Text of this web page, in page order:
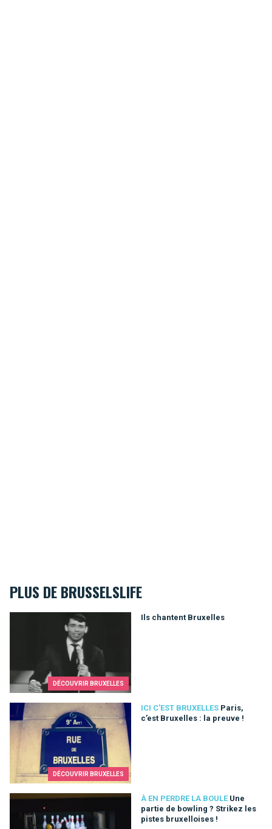
PLUS DE BRUSSELSLIFE
DÉCOUVRIR BRUXELLES
Ils chantent Bruxelles
Ils chantent Bruxelles
DÉCOUVRIR BRUXELLES
ICI C'EST BRUXELLES Paris,
c’est Bruxelles : la preuve !
Paris, c’est Bruxelles : la preuve !
À EN PERDRE LA BOULE Une
partie de bowling ? Strikez les
pistes bruxelloises !
Une partie de bowling ? Strikez les pistes bruxelloises !